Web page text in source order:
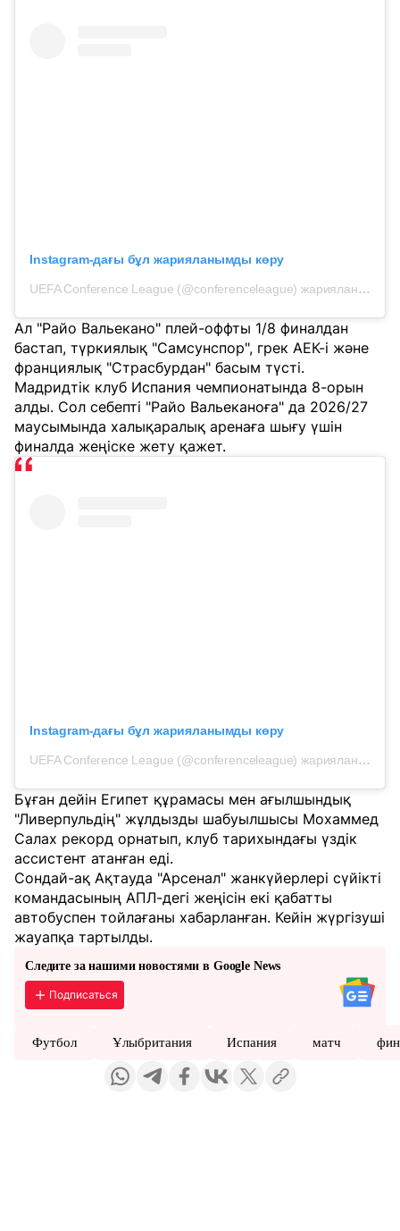
Instagram-дағы бұл жарияланымды көру
UEFA Conference League (@conferenceleague) жарияланымы
Ал "Райо Вальекано" плей-оффты 1/8 финалдан
бастап, түркиялық "Самсунспор", грек АЕК-і және
франциялық "Страсбурдан" басым түсті.
Мадридтік клуб Испания чемпионатында 8-орын
алды. Сол себепті "Райо Вальеканоға" да 2026/27
маусымында халықаралық аренаға шығу үшін
финалда жеңіске жету қажет.
Instagram-дағы бұл жарияланымды көру
UEFA Conference League (@conferenceleague) жарияланымы
Бұған дейін Египет құрамасы мен ағылшындық
"Ливерпульдің" жұлдызды шабуылшысы Мохаммед
Салах рекорд орнатып, клуб тарихындағы үздік
ассистент атанған еді.
Сондай-ақ Ақтауда "Арсенал" жанкүйерлері сүйікті
командасының АПЛ-дегі жеңісін екі қабатты
автобуспен тойлағаны хабарланған. Кейін жүргізуші
жауапқа тартылды.
Следите за нашими новостями в Google News
Подписаться
Футбол Ұлыбритания Испания матч